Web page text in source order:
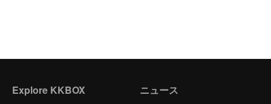
Explore KKBOX ニュース